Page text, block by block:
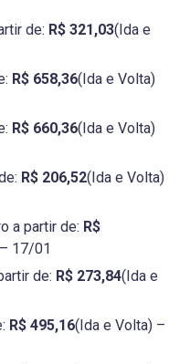
de: R$ 321,03(Ida e
R$ 658,36(Ida e Volta)
R$ 660,36(Ida e Volta)
R$ 206,52(Ida e Volta)
a partir de: R$
17/01
de: R$ 273,84(Ida e
R$ 495,16(Ida e Volta) –